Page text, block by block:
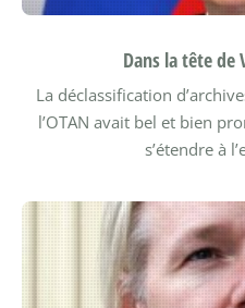
Dans la tête de
La déclassification
l’OTAN avait bel et bien
s’étendre à